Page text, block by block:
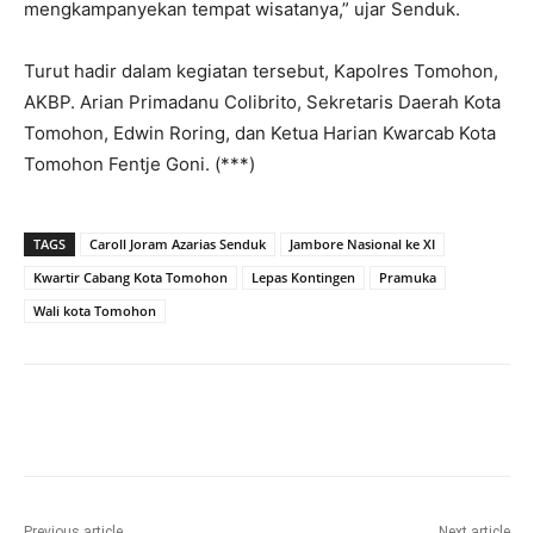
mengkampanyekan tempat wisatanya,” ujar Senduk.
Turut hadir dalam kegiatan tersebut, Kapolres Tomohon,
AKBP. Arian Primadanu Colibrito, Sekretaris Daerah Kota
Tomohon, Edwin Roring, dan Ketua Harian Kwarcab Kota
Tomohon Fentje Goni. (***)
TAGS Caroll Joram Azarias Senduk
Jambore Nasional ke XI
Kwartir Cabang Kota Tomohon
Lepas Kontingen
Pramuka
Wali kota Tomohon